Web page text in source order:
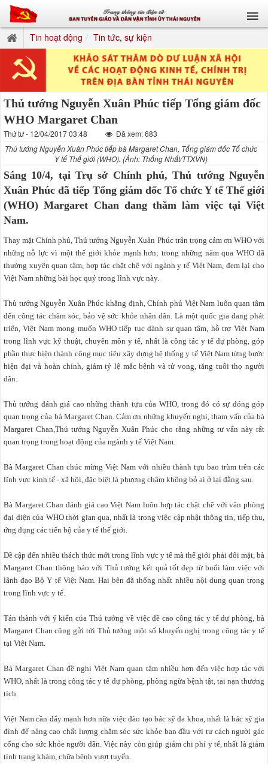
Tin hoạt động Tin tức, sự kiện
Thủ tướng Nguyễn Xuân Phúc tiếp Tổng giám đốc
WHO Margaret Chan
Thứ tư - 12/04/2017 03:48
Đã xem: 683
Thủ tướng Nguyễn Xuân Phúc tiếp bà Margaret Chan, Tổng giám đốc Tổ chức
Y tế Thế giới (WHO). (Ảnh: Thống Nhất/TTXVN)
Sáng 10/4, tại Trụ sở Chính phủ, Thủ tướng Nguyễn
Xuân Phúc đã tiếp Tổng ​giám đốc Tổ chức Y tế Thế giới
(WHO) Margaret Chan đang thăm làm việc tại Việt
Nam.
Thay mặt Chính phủ, Thủ tướng Nguyễn Xuân Phúc trân trọng cảm ơn WHO với
những nỗ lực vì một thế giới khỏe mạnh hơn; trong những năm qua WHO đã
thường xuyên quan tâm, hợp tác chặt chẽ với ngành y tế Việt Nam, đem lại cho
Việt Nam những bài học quý trong lĩnh vực này.
Thủ tướng Nguyễn Xuân Phúc khẳng định, Chính phủ Việt Nam luôn quan tâm
đến công tác chăm sóc, bảo vệ sức khỏe nhân dân. Là một quốc gia đang phát
triển, Việt Nam mong muốn WHO tiếp tục dành sự quan tâm, hỗ trợ Việt Nam
trong lĩnh vực kỹ thuật, chuyên môn y tế, nhất là công tác y tế dự phòng, góp
phần thực hiện thành công mục tiêu xây dựng hệ thống y tế Việt Nam từng bước
hiện đại và hoàn chỉnh, giảm tỷ lệ mắc bệnh và tử vong, tăng tuổi thọ người
dân.
Thủ tướng đánh giá cao những thành tựu của WHO, trong đó có sự đóng góp
quan trọng của bà Margaret Chan. Cảm ơn những khuyến nghị, tham vấn của bà
Margaret Chan,Thủ tướng Nguyễn Xuân Phúc cho rằng những tư vấn này rất
quan trọng trong hoạt động của ngành y tế Việt Nam.
Bà Margaret Chan chúc mừng Việt Nam với nhiều thành tựu bao trùm trên các
lĩnh vực kinh tế - xã hội, đặc biệt là phương châm không bỏ ai ở lại đằng sau.
Bà Margaret Chan đánh giá cao Việt Nam luôn hợp tác chặt chẽ với văn phòng
đại diện của WHO thời gian qua, nhất là trong việc cập nhật thông tin, tiếp thu,
ứng dụng các tiến bộ của y tế thế giới.
Đề cập đến nhiều thách thức mới trong lĩnh vực y tế mà thế giới phải đối mặt, bà
Margaret Chan thông báo với Thủ tướng kết quả tốt đẹp từ buổi làm việc với
lãnh đạo Bộ Y tế Việt Nam. Hai bên đã thống nhất nhiều nội dung quan trọng
trong lĩnh vực y tế.
Tán thành với ý kiến của Thủ tướng về việc đề cao công tác y tế dự phòng, bà
Margaret Chan cũng gửi tới Thủ tướng một số khuyến nghị trong công tác y tế
tại Việt Nam.
Bà Margaret Chan đề nghị Việt Nam quan tâm nhiều hơn đến việc hợp tác với
WHO, nhất là trong công tác y tế dự phòng, phòng ngừa bệnh tật, tai nạn thương
tích.
Việt Nam cần đẩy mạnh hơn nữa việc đào tạo bác sỹ đa khoa, nhất là bác sỹ gia
đình để nâng cao chất lượng chăm sóc sức khỏe ban đầu với tư cách người gác
cổng cho sức khỏe người dân. Việc này còn giúp giảm chi phí y tế, nhất là giảm
tình trạng khám, chữa bệnh vượt tuyến.